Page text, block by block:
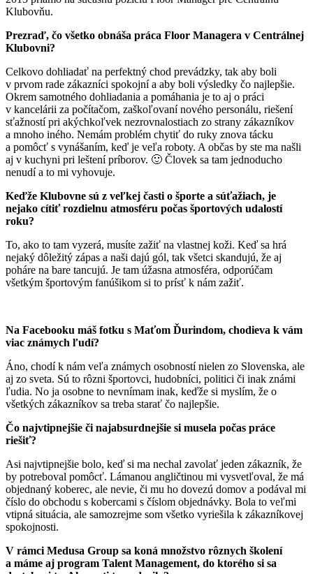
Klubovňu.
Prezraď, čo všetko obnáša práca Floor Managera v Centrálnej
Klubovni?
Celkovo dohliadať na perfektný chod prevádzky, tak aby boli
v prvom rade zákazníci spokojní a aby boli výsledky čo najlepšie.
Okrem samotného dohliadania a pomáhania je to aj o práci
v kancelárii za počítačom, zaškoľovaní nového personálu, riešení
sťažností pri akýchkoľvek nezrovnalostiach zo strany zákazníkov
a mnoho iného. Nemám problém chytiť do ruky znova tácku
a pomôcť s vynášaním, keď je veľa roboty. A občas by ste ma našli
aj v kuchyni pri leštení príborov. 🙂 Človek sa tam jednoducho
nenudí a to mi vyhovuje.
Keďže Klubovne sú z veľkej časti o športe a súťažiach, je
nejako cítiť rozdielnu atmosféru počas športových udalostí
roku?
To, ako to tam vyzerá, musíte zažiť na vlastnej koži. Keď sa hrá
nejaký dôležitý zápas a naši dajú gól, tak všetci skandujú, že aj
poháre na bare tancujú. Je tam úžasna atmosféra, odporúčam
všetkým športovým fanúšikom si to prísť k nám zažiť.
Na Facebooku máš fotku s Maťom Ďurindom, chodieva k vám
viac známych ľudí?
Áno, chodí k nám veľa známych osobností nielen zo Slovenska, ale
aj zo sveta. Sú to rôzni športovci, hudobníci, politici či inak známi
ľudia. No ja osobne to nevnímam inak, keďže si myslím, že o
všetkých zákazníkov sa treba starať čo najlepšie.
Čo najvtipnejšie či najabsurdnejšie si musela počas práce
riešiť?
Asi najvtipnejšie bolo, keď si ma nechal zavolať jeden zákazník, že
by potreboval pomôcť. Lámanou angličtinou mi vysvetľoval, že má
objednaný koberec, ale nevie, či mu ho dovezú domov a podával mi
číslo do obchodu s kobercami s číslom objednávky. Bola to veľmi
vtipná situácia, ale samozrejme som všetko vyriešila k zákazníkovej
spokojnosti.
V rámci Medusa Group sa koná množstvo rôznych školení
a máme aj program Talent Management, do ktorého si sa